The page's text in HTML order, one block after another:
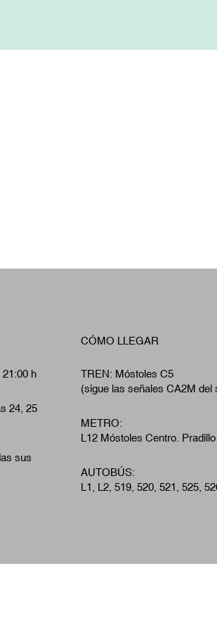
h
24, 25
sus
CÓMO LLEGAR
TREN: Móstoles C5
(sigue las señales CA2M del
METRO:
L12 Móstoles Centro. Pradillo
AUTOBÚS:
L1, L2, 519, 520, 521, 525,